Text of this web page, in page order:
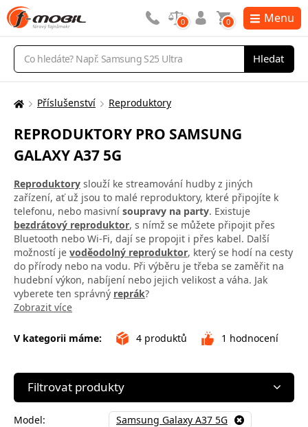
Vyhledávání
Hledat
0 0 Menu
Zde
nacházíte:
Příslušenství Reproduktory
REPRODUKTORY PRO SAMSUNG
GALAXY A37 5G
Reproduktory slouží ke streamování hudby z jiných
zařízení, ať už jsou to malé reproduktory, které připojíte k
telefonu, nebo masivní soupravy na party. Existuje
bezdrátový reproduktor, s nímž se můžete připojit přes
Bluetooth nebo Wi-Fi, dají se propojit i přes kabel. Další
možností je voděodolný reproduktor, který se hodí na cesty
do přírody nebo na vodu. Při výběru je třeba se zaměřit na
hudební výkon, nabíjení nebo jejich velikost a váha. Jak
vyberete ten správný reprák?
Zobrazit více
V kategorii máme: 4 produktů 1 hodnocení
Filtrovat produkty
Model: Samsung Galaxy A37 5G